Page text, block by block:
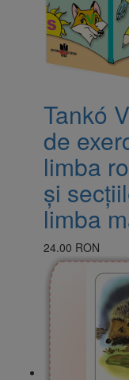
​Tankó
de
limba
și
limba
24.00 RON